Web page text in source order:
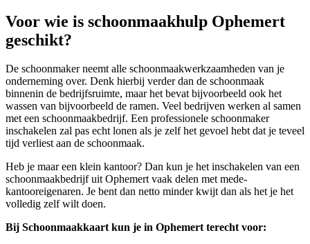
Voor wie is schoonmaakhulp Ophemert
geschikt?
De schoonmaker neemt alle schoonmaakwerkzaamheden van je
onderneming over. Denk hierbij verder dan de schoonmaak
binnenin de bedrijfsruimte, maar het bevat bijvoorbeeld ook het
wassen van bijvoorbeeld de ramen. Veel bedrijven werken al samen
met een schoonmaakbedrijf. Een professionele schoonmaker
inschakelen zal pas echt lonen als je zelf het gevoel hebt dat je teveel
tijd verliest aan de schoonmaak.
Heb je maar een klein kantoor? Dan kun je het inschakelen van een
schoonmaakbedrijf uit Ophemert vaak delen met mede-
kantooreigenaren. Je bent dan netto minder kwijt dan als het je het
volledig zelf wilt doen.
Bij Schoonmaakkaart kun je in Ophemert terecht voor: